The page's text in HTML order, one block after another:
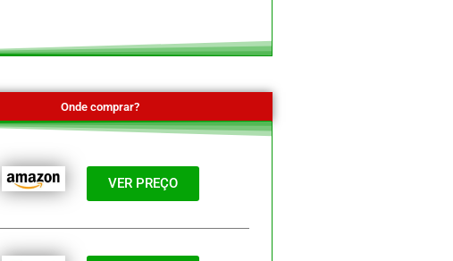
Onde comprar?
VER PREÇO